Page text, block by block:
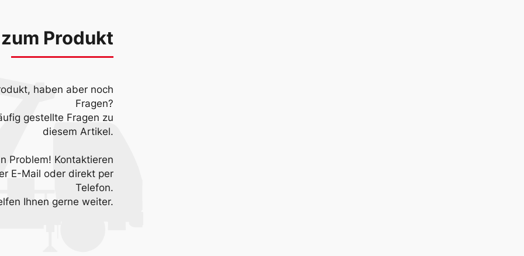
Produkt
haben aber noch
Fragen?
gestellte Fragen zu
diesem Artikel.
Problem! Kontaktieren
E-Mail oder direkt per
Telefon.
Ihnen gerne weiter.